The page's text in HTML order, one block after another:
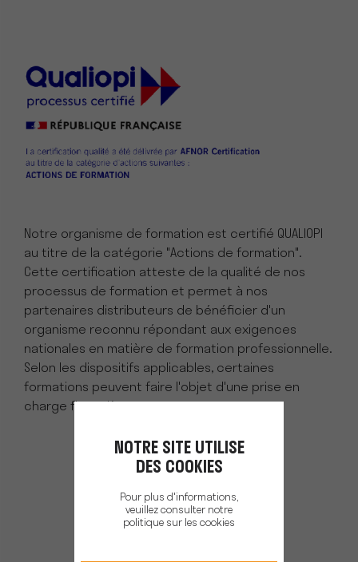
Notre organisme de formation est certifié QUALIOPI
au titre de la catégorie "Actions de formation".
Cette certification atteste de la qualité de nos
processus de formation et permet à nos
partenaires distributeurs de bénéficier d'un
organisme reconnu répondant aux exigences
nationales en matière de formation professionnelle.
Selon les dispositifs applicables, certaines
formations peuvent faire l'objet d'une prise en
charge financière.
NOTRE SITE UTILISE
DES COOKIES
Pour plus d'informations,
veuillez consulter notre
politique sur les cookies